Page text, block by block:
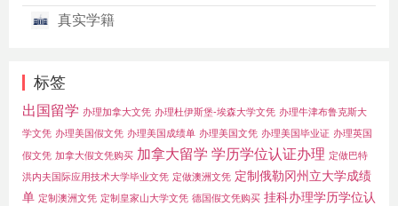
真实学籍
标签
出国留学 办理加拿大文凭 办理杜伊斯堡-埃森大学文凭 办理牛津布鲁克斯大
学文凭 办理美国假文凭 办理美国成绩单 办理美国文凭 办理美国毕业证 办理英国
假文凭 加拿大假文凭购买 加拿大留学 学历学位认证办理 定做巴特
洪内夫国际应用技术大学毕业文凭 定做澳洲文凭 定制俄勒冈州立大学成绩
单 定制澳洲文凭 定制皇家山大学文凭 德国假文凭购买 挂科办理学历学位认